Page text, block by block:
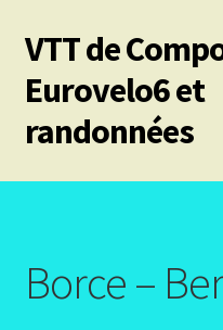
Aller
à
la
navigation
Aller
au
contenu
VTT de
Eurovelo6 et
randonnées
Mes 6 chemins vtt de
Le Puy en Velay –
Borce –